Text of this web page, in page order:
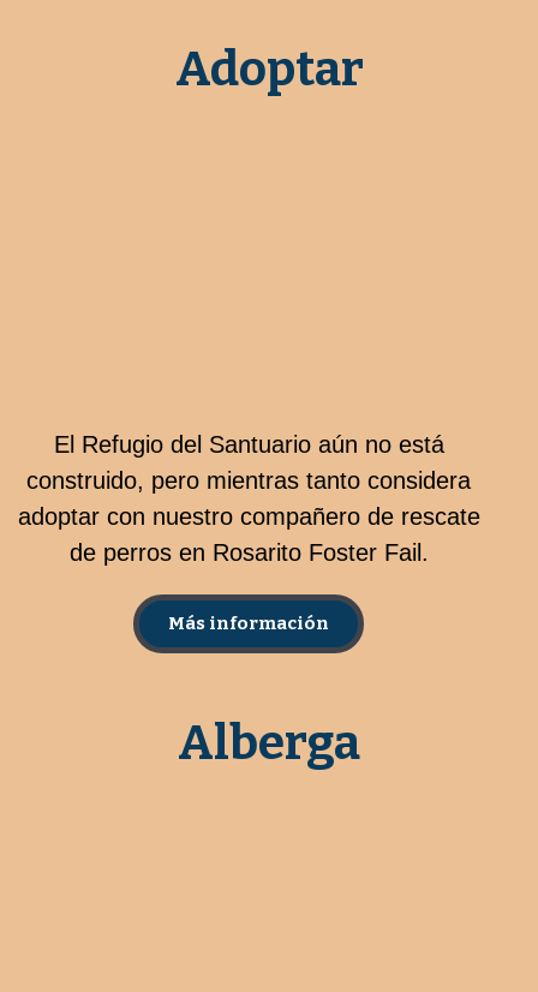
Adoptar
El Refugio del Santuario aún no está
construido, pero mientras tanto considera
adoptar con nuestro compañero de rescate
de perros en Rosarito Foster Fail.
Más información
Alberga